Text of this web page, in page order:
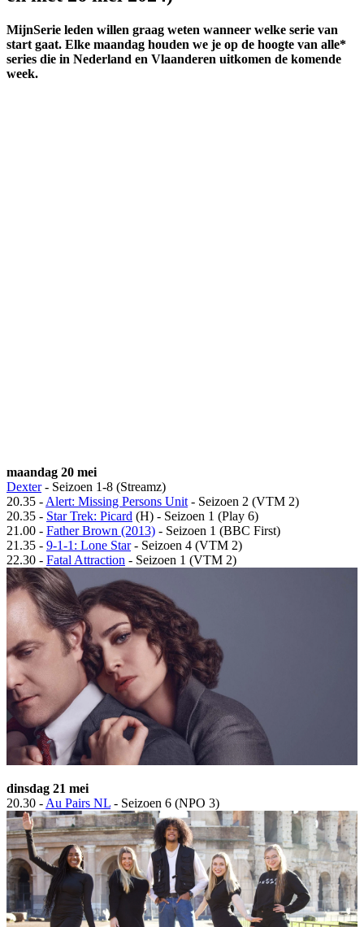
MijnSerie leden willen graag weten wanneer welke serie van
start gaat. Elke maandag houden we je op de hoogte van alle*
series die in Nederland en Vlaanderen uitkomen de komende
week.
maandag 20 mei
Dexter- Seizoen 1-8 (Streamz)
20.35 - Alert: Missing Persons Unit - Seizoen 2 (VTM 2)
20.35 - Star Trek: Picard (H) - Seizoen 1 (Play 6)
21.00 - Father Brown (2013) - Seizoen 1 (BBC First)
21.35 - 9-1-1: Lone Star- Seizoen 4 (VTM 2)
22.30 - Fatal Attraction - Seizoen 1 (VTM 2)
dinsdag 21 mei
20.30 - Au Pairs NL - Seizoen 6 (NPO 3)